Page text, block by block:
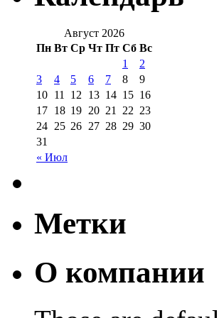
Август 2026
Пн Вт Ср Чт Пт Сб Вс
« Июл
1
2
3
4 5 6 7 8
9
10 11 12 13 14 15 16
17 18 19 20 21 22 23
24 25 26 27 28 29 30
31
Метки
О компании